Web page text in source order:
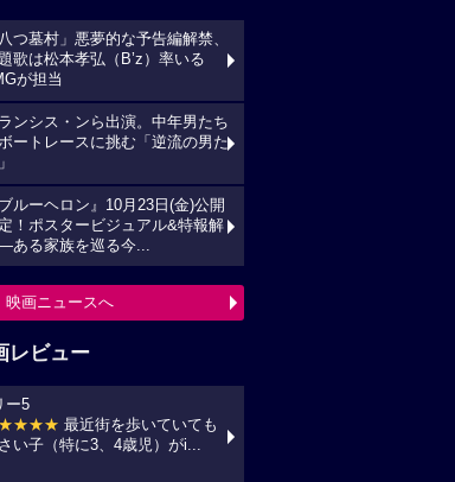
八つ墓村」悪夢的な予告編解禁、
歌は松本孝弘（B’z）率いる
が担当
ンシス・ンら出演。中年男たち
ートレースに挑む「逆流の男た
ブルーヘロン』10月23日(金)公開
！ポスタービジュアル&特報解
ある家族を巡る今...
映画ニュースへ
レビュー
ー5
最近街を歩いていても
い子（特に3、4歳児）がi...